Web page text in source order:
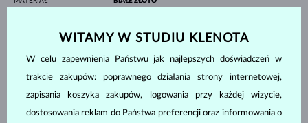
WITAMY W STUDIU KLENOTA
W celu zapewnienia Państwu jak najlepszych doświadczeń w
trakcie zakupów: poprawnego działania strony internetowej,
zapisania koszyka zakupów, logowania przy każdej wizycie,
dostosowania reklam do Państwa preferencji oraz informowania o